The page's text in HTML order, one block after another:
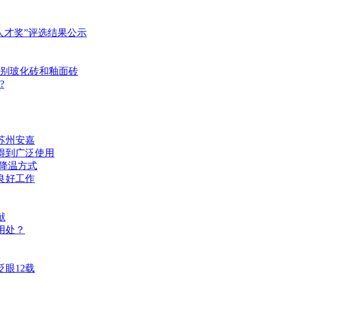
才奖”评选结果公示
玻化砖和釉面砖
州安嘉
到广泛使用
温方式
好工作
处？
眼12载